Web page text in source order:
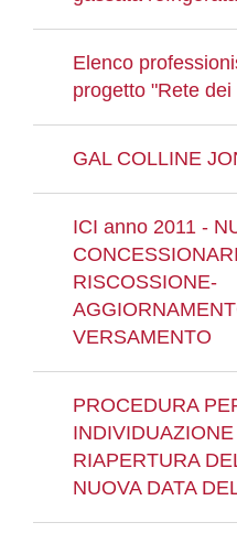
Elenco
progetto "Rete
GAL COLLINE
ICI anno 2011 -
RISCOSSIONE-
VERSAMENTO
PROCEDURA
RIAPERTURA
NUOVA DATA